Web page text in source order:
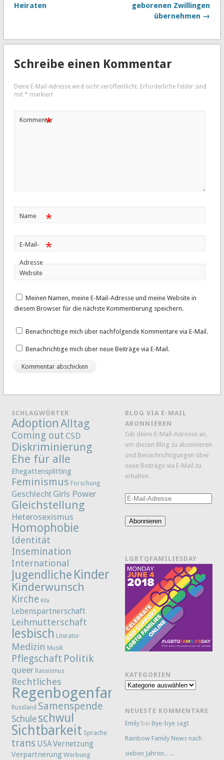
Heiraten
geborenen Zwillingen
übernehmen →
Schreibe einen Kommentar
Deine E-Mail-Adresse wird nicht veröffentlicht. Erforderliche Felder sind
mit * markiert
Kommentar
*
Name *
E-Mail-
Adresse
*
Website
Meinen Namen, meine E-Mail-Adresse und meine Website in
diesem Browser für die nächste Kommentierung speichern.
Benachrichtige mich über nachfolgende Kommentare via E-Mail.
Benachrichtige mich über neue Beiträge via E-Mail.
SCHLAGWÖRTER
AdoptionAlltag
Coming out CSD
Diskriminierung
Ehe für alle
Ehegattensplitting
Feminismus Forschung
Geschlecht Girls Power
Gleichstellung
Heterosexismus
Homophobie
Identität
Insemination
International
Jugendliche Kinder
Kinderwunsch
Kirche Kita
Lebenspartnerschaft
Leihmutterschaft
lesbisch Literatur
Medizin Musik
Pflegschaft Politik
queer Rassismus
Rechtliches
Regenbogenfamilie
Russland Samenspende
Schule schwul
Sichtbarkeit Sprache
trans USAVernetzung
Verpartnerung Werbung
BLOG VIA E-MAIL
ABONNIEREN
Gib deine E-Mail-Adresse an,
um diesen Blog zu abonnieren
und Benachrichtigungen über
neue Beiträge via E-Mail zu
erhalten.
E-
Adresse
Abonnieren
LGBTQFAMILIESDAY
KATEGORIEN
Kategorien
NEUESTE KOMMENTARE
Emily bei Bye-bye sagt
Rainbow Family News nach
sieben Jahren…..